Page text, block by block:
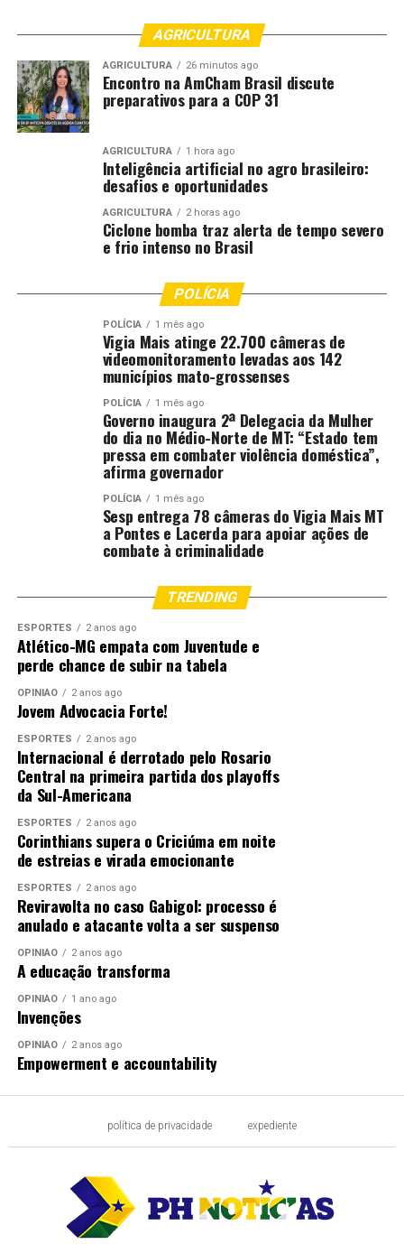
AGRICULTURA
AGRICULTURA 26 minutos ago
Encontro na AmCham Brasil discute
preparativos para a COP 31
AGRICULTURA 1 hora ago
Inteligência artificial no agro brasileiro:
desafios e oportunidades
AGRICULTURA 2 horas ago
Ciclone bomba traz alerta de tempo severo
e frio intenso no Brasil
POLÍCIA
POLÍCIA 1 mês ago
Vigia Mais atinge 22.700 câmeras de
videomonitoramento levadas aos 142
municípios mato-grossenses
POLÍCIA 1 mês ago
Governo inaugura 2ª Delegacia da Mulher
do dia no Médio-Norte de MT: “Estado tem
pressa em combater violência doméstica”,
afirma governador
POLÍCIA 1 mês ago
Sesp entrega 78 câmeras do Vigia Mais MT
a Pontes e Lacerda para apoiar ações de
combate à criminalidade
TRENDING
ESPORTES 2 anos ago
Atlético-MG empata com Juventude e
perde chance de subir na tabela
OPINIÃO 2 anos ago
Jovem Advocacia Forte!
ESPORTES 2 anos ago
Internacional é derrotado pelo Rosario
Central na primeira partida dos playoffs
da Sul-Americana
ESPORTES 2 anos ago
Corinthians supera o Criciúma em noite
de estreias e virada emocionante
ESPORTES 2 anos ago
Reviravolta no caso Gabigol: processo é
anulado e atacante volta a ser suspenso
OPINIÃO 2 anos ago
A educação transforma
OPINIÃO 1 ano ago
Invenções
OPINIÃO 2 anos ago
Empowerment e accountability
política de privacidade expediente